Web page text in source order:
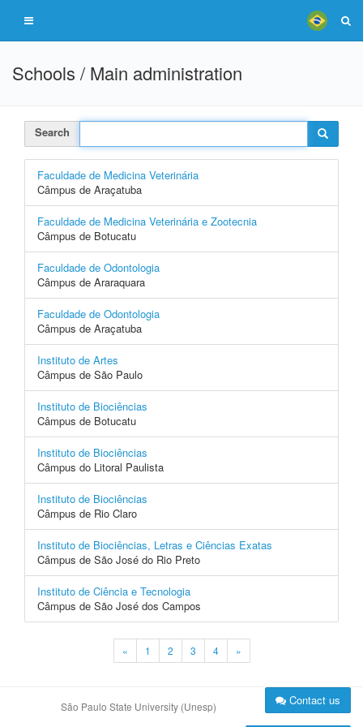
Schools / Main administration
Search
Faculdade de Medicina Veterinária
Câmpus de Araçatuba
Faculdade de Medicina Veterinária e Zootecnia
Câmpus de Botucatu
Faculdade de Odontologia
Câmpus de Araraquara
Faculdade de Odontologia
Câmpus de Araçatuba
Instituto de Artes
Câmpus de São Paulo
Instituto de Biociências
Câmpus de Botucatu
Instituto de Biociências
Câmpus do Litoral Paulista
Instituto de Biociências
Câmpus de Rio Claro
Instituto de Biociências, Letras e Ciências Exatas
Câmpus de São José do Rio Preto
Instituto de Ciência e Tecnologia
Câmpus de São José dos Campos
« 1 2 3 4 »
São Paulo State University (Unesp) Contact us